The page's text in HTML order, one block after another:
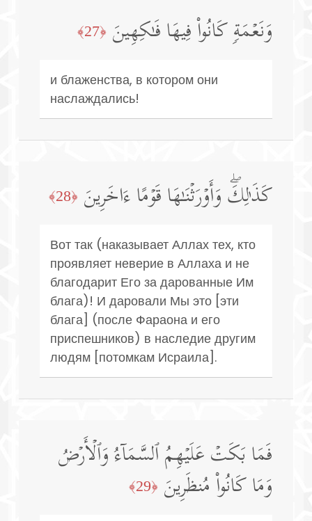
وَنَعۡمَةࣲ كَانُوا۟ فِیهَا فَـٰكِهِینَ ﴿27﴾
и блаженства, в котором они
наслаждались!
كَذَ ٰ⁠لِكَۖ وَأَوۡرَثۡنَـٰهَا قَوۡمًا ءَاخَرِینَ ﴿28﴾
Вот так (наказывает Аллах тех, кто
проявляет неверие в Аллаха и не
благодарит Его за дарованные Им
блага)! И даровали Мы это [эти
блага] (после Фараона и его
приспешников) в наследие другим
людям [потомкам Исраила].
فَمَا بَكَتۡ عَلَیۡهِمُ ٱلسَّمَاۤءُ وَٱلۡأَرۡضُ
وَمَا كَانُوا۟ مُنظَرِینَ ﴿29﴾